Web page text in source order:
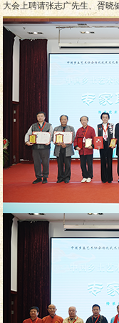
大会上聘请张志广先生、胥晓